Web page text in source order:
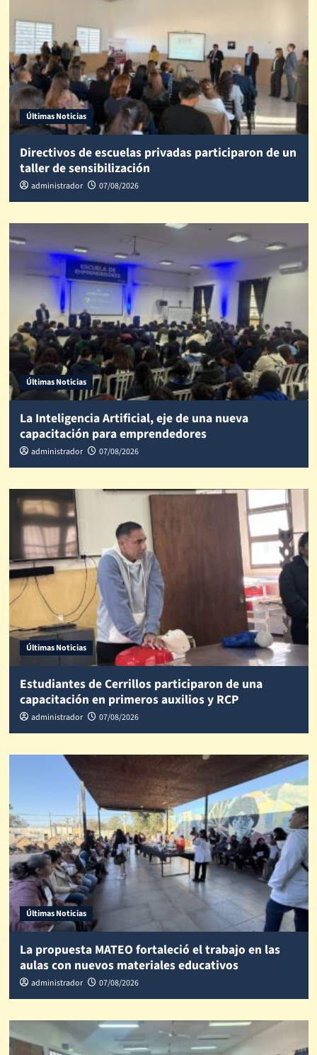
Últimas Noticias
Directivos de escuelas privadas participaron de un
taller de sensibilización
administrador 07/08/2026
Últimas Noticias
La Inteligencia Artificial, eje de una nueva
capacitación para emprendedores
administrador 07/08/2026
Últimas Noticias
Estudiantes de Cerrillos participaron de una
capacitación en primeros auxilios y RCP
administrador 07/08/2026
Últimas Noticias
La propuesta MATEO fortaleció el trabajo en las
aulas con nuevos materiales educativos
administrador 07/08/2026